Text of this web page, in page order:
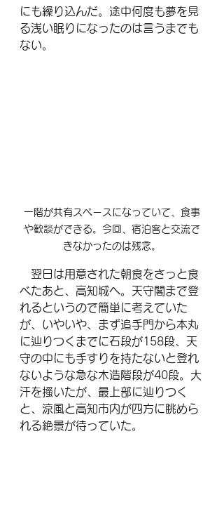
にも繰り込んだ。途中何度も夢を見
る浅い眠りになったのは言うまでも
ない。
一階が共有スペースになっていて、食事
や歓談ができる。今回、宿泊客と交流で
きなかったのは残念。
翌日は用意された朝食をさっと食
べたあと、高知城へ。天守閣まで登
れるというので簡単に考えていた
が、いやいや、まず追手門から本丸
に辿りつくまでに石段が158段、天
守の中にも手すりを持たないと登れ
ないような急な木造階段が40段。大
汗を搔いたが、最上部に辿りつく
と、涼風と高知市内が四方に眺めら
れる絶景が待っていた。